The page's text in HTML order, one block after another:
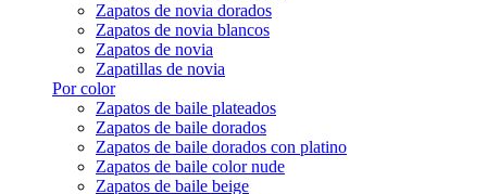
Zapatos de novia dorados
Zapatos de novia blancos
Zapatos de novia
Zapatillas de novia
Por color
Zapatos de baile plateados
Zapatos de baile dorados
Zapatos de baile dorados con platino
Zapatos de baile color nude
Zapatos de baile beige